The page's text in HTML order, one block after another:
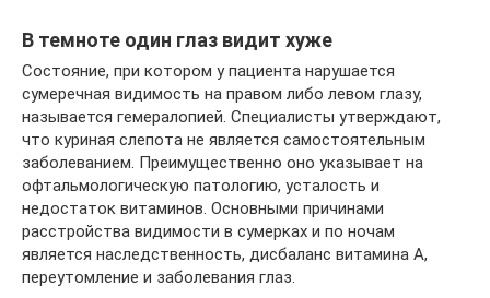
В темноте один глаз видит хуже
Состояние, при котором у пациента нарушается
сумеречная видимость на правом либо левом глазу,
называется гемералопией. Специалисты утверждают,
что куриная слепота не является самостоятельным
заболеванием. Преимущественно оно указывает на
офтальмологическую патологию, усталость и
недостаток витаминов. Основными причинами
расстройства видимости в сумерках и по ночам
является наследственность, дисбаланс витамина А,
переутомление и заболевания глаз.